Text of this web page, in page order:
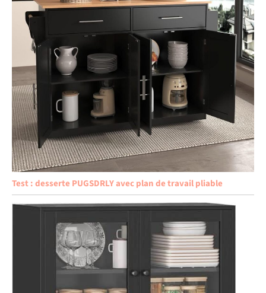
Test : desserte PUGSDRLY avec plan de travail pliable